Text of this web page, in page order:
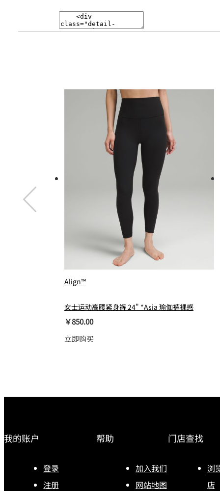
Align™
女士运动高腰紧身裤 24" *Asia 瑜伽裤裸感
￥850.00
立即购买
我的账户
登录
注册
帮助
加入我们
网站地图
门店查找
浏
店